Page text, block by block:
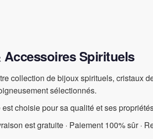
Spirituels
collection de bijoux spirituels, cristaux
sélectionnés.
choisie pour sa qualité et ses
est gratuite · Paiement 100% sûr ·